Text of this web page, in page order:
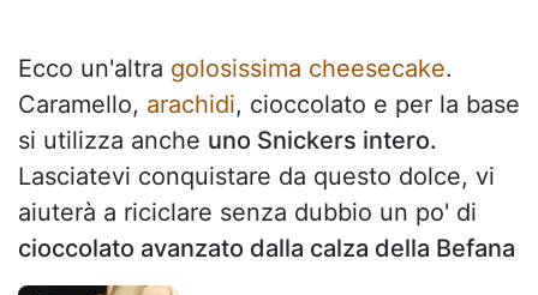
Ecco un'altra golosissima cheesecake.
Caramello, arachidi, cioccolato e per la base
si utilizza anche uno Snickers intero.
Lasciatevi conquistare da questo dolce, vi
aiuterà a riciclare senza dubbio un po' di
cioccolato avanzato dalla calza della Befana